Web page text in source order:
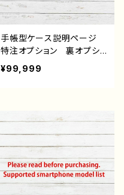
ド オリジナル デザイン
グッズ タイトル：フクロウ
君 その１ J1-9
手帳型ケース説明ページ
特注オプション 裏オプショ
ン 雑貨屋アリスの白うさ
¥99,999